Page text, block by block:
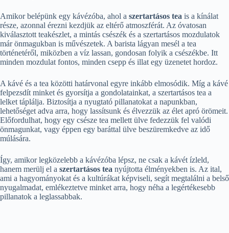
Amikor belépünk egy kávézóba, ahol a szertartásos tea is a kínálat
része, azonnal érezni kezdjük az eltérő atmoszférát. Az óvatosan
kiválasztott teakészlet, a mintás csészék és a szertartásos mozdulatok
már önmagukban is művészetek. A barista lágyan mesél a tea
történetéről, miközben a víz lassan, gondosan folyik a csészékbe. Itt
minden mozdulat fontos, minden csepp és illat egy üzenetet hordoz.
A kávé és a tea közötti határvonal egyre inkább elmosódik. Míg a kávé
felpezsdít minket és gyorsítja a gondolatainkat, a szertartásos tea a
lelket táplálja. Biztosítja a nyugtató pillanatokat a napunkban,
lehetőséget adva arra, hogy lassítsunk és élvezzük az élet apró örömeit.
Előfordulhat, hogy egy csésze tea mellett ülve fedezzük fel valódi
önmagunkat, vagy éppen egy baráttal ülve beszüremkedve az idő
múlására.
Így, amikor legközelebb a kávézóba lépsz, ne csak a kávét ízleld,
hanem merülj el a szertartásos tea nyújtotta élményekben is. Az ital,
ami a hagyományokat és a kultúrákat képviseli, segít megtalálni a belső
nyugalmadat, emlékeztetve minket arra, hogy néha a legértékesebb
pillanatok a leglassabbak.